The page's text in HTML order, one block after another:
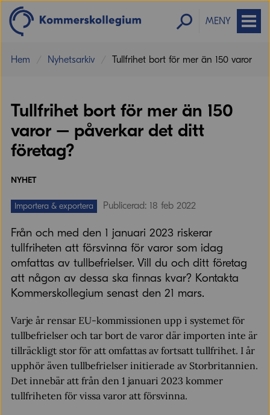
MENY
Hem Nyhetsarkiv Tullfrihet bort för mer än 150 varor
Tullfrihet bort för mer än 150
varor – påverkar det ditt
företag?
NYHET
Importera & exportera Publicerad: 18 feb 2022
Från och med den 1 januari 2023 riskerar
tullfriheten att försvinna för varor som idag
omfattas av tullbefrielser. Vill du och ditt företag
att någon av dessa ska finnas kvar? Kontakta
Kommerskollegium senast den 21 mars.
Varje år rensar EU-kommissionen upp i systemet för
tullbefrielser och tar bort de varor där importen inte är
tillräckligt stor för att omfattas av fortsatt tullfrihet. I år
upphör även tullbefrielser initierade av Storbritannien.
Det innebär att från den 1 januari 2023 kommer
tullfriheten för vissa varor att försvinna.